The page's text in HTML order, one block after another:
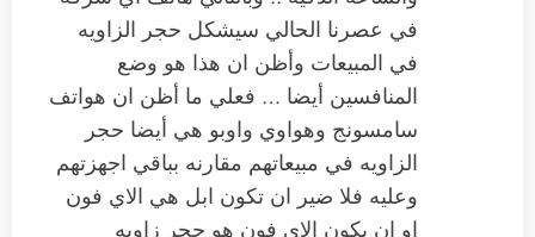
في عصرنا الحالي سيشكل حجر الزاويه
في المبيعات وأظن ان هذا هو وضع
المنافسين أيضا … فعلي ما أظن ان هواتف
سامسونج وهواوي واوبو هي أيضا حجر
الزاويه في مبيعاتهم مقارنه بباقي اجهزتهم
وعليه فلا ضير ان تكون ابل هي الاي فون
او ان يكون الاي فون هو حجر زاويه